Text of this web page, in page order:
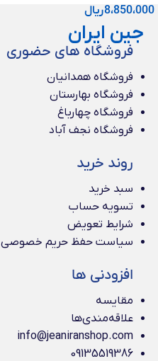
8،850،000ریال
جین ایران
فروشگاه های حضوری
فروشگاه همدانیان
فروشگاه بهارستان
فروشگاه چهارباغ
فروشگاه نجف آباد
روند خرید
سبد خرید
تسویه حساب
شرایط تعویض
سیاست حفظ حریم خصوصی
افزودنی ها
مقایسه
علاقه‌مندی‌ها
info@jeaniranshop.com
09135519386